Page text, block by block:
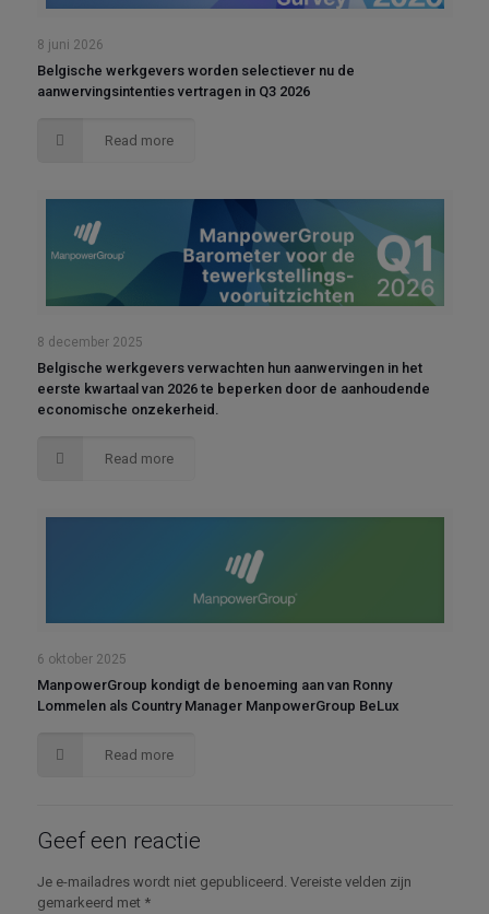
8 juni 2026
Belgische werkgevers worden selectiever nu de
aanwervingsintenties vertragen in Q3 2026
Read more
8 december 2025
Belgische werkgevers verwachten hun aanwervingen in het
eerste kwartaal van 2026 te beperken door de aanhoudende
economische onzekerheid.
Read more
6 oktober 2025
ManpowerGroup kondigt de benoeming aan van Ronny
Lommelen als Country Manager ManpowerGroup BeLux
Read more
Geef een reactie
Je e-mailadres wordt niet gepubliceerd. Vereiste velden zijn
gemarkeerd met *